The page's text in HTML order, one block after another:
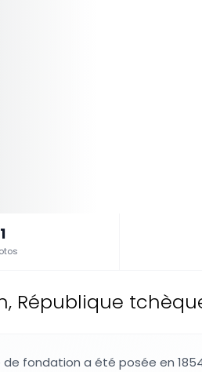
1
République
de fondation a été posée en